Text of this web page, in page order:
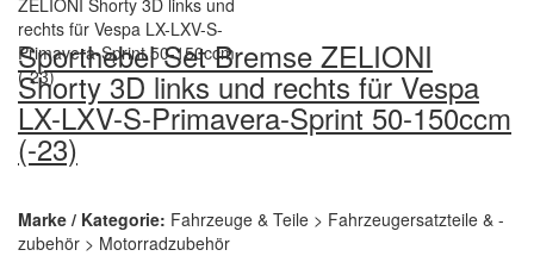
Sporthebel Set Bremse ZELIONI
Shorty 3D links und rechts für Vespa
LX-LXV-S-Primavera-Sprint 50-150ccm
(-23)
Marke / Kategorie: Fahrzeuge & Teile > Fahrzeugersatzteile & -
zubehör > Motorradzubehör